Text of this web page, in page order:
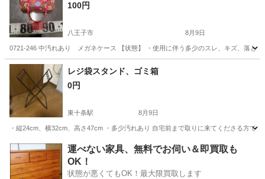
100円
八王子市 8月9日
0721-246 中汚れあり メガネケース 【状態】 ・使用に伴う多少のスレ、キズ、落と
東京 八王子市 インテリア雑貨/小物 メガネ
レジ袋スタンド、ゴミ箱
0円
東十条駅 8月9日
・縦24cm、横32cm、高さ47cm ・多少汚れあり 自宅前まで取りに来てくださる方でお
東京 北区 東十条駅 インテリア雑貨/小物
運べない家具、無料でお伺い＆即買取も
OK！
状態が悪くてもOK！最大限買取します